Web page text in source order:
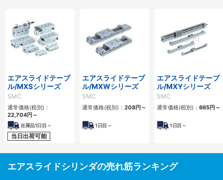
エアスライドテーブ
ル/MXSシリーズ
SMC
通常価格(税別)：
22,704円 ～
在庫品1日目～
当日出荷可能
エアスライドテーブ
ル/MXWシリーズ
SMC
通常価格(税別)： 208円 ～
1 日目～
エアスライドテーブ
ル/MXYシリーズ
SMC
通常価格(税別)： 665円 ～
1 日目～
エアスライドシリンダの売れ筋ランキング